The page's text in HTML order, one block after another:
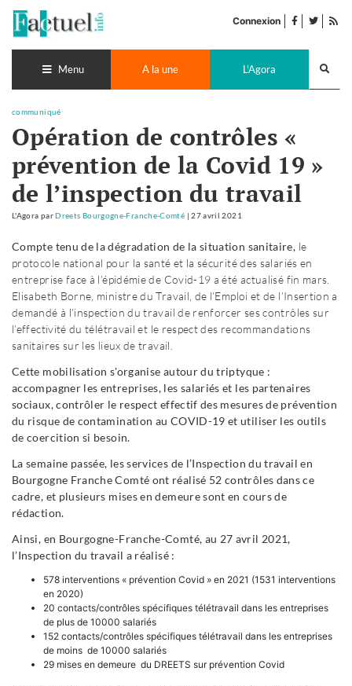
contenu
Connexion facebook
twitter
Menu A la une L'Agora
communiqué
Opération de contrôles «
prévention de la Covid 19 »
de l’inspection du travail
L'Agora parDreets Bourgogne-Franche-Comté |27 avril 2021
Compte tenu de la dégradation de la situation sanitaire, le
protocole national pour la santé et la sécurité des salariés en
entreprise face à l’épidémie de Covid-19 a été actualisé fin mars.
Elisabeth Borne, ministre du Travail, de l’Emploi et de l’Insertion a
demandé à l’inspection du travail de renforcer ses contrôles sur
l’effectivité du télétravail et le respect des recommandations
sanitaires sur les lieux de travail.
Cette mobilisation s'organise autour du triptyque :
accompagner les entreprises, les salariés et les partenaires
sociaux, contrôler le respect effectif des mesures de prévention
du risque de contamination au COVID-19 et utiliser les outils
de coercition si besoin.
La semaine passée, les services de l’Inspection du travail en
Bourgogne Franche Comté ont réalisé 52 contrôles dans ce
cadre, et plusieurs mises en demeure sont en cours de
rédaction.
Ainsi, en Bourgogne-Franche-Comté, au 27 avril 2021,
l’Inspection du travail a réalisé :
578 interventions « prévention Covid » en 2021 (1531 interventions
en 2020)
20 contacts/contrôles spécifiques télétravail dans les entreprises
de plus de 10000 salariés
152 contacts/contrôles spécifiques télétravail dans les entreprises
de moins de 10000 salariés
29 mises en demeure du DREETS sur prévention Covid